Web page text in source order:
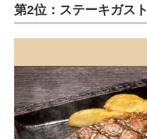
第2位：ステーキガスト